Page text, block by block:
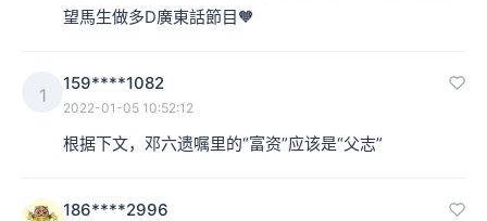
本集编辑：mu
望馬生做多D廣東話節目🧡
1
159****1082
2022-01-05 10:52:12
根据下文，邓六遗嘱里的“富资”应该是“父志”
186****2996